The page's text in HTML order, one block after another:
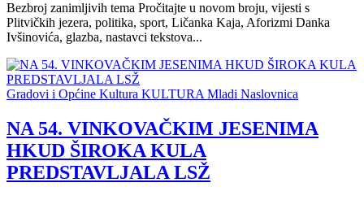
Bezbroj zanimljivih tema Pročitajte u novom broju, vijesti s
Plitvičkih jezera, politika, sport, Ličanka Kaja, Aforizmi Danka
Ivšinovića, glazba, nastavci tekstova...
Gradovi i Općine Kultura KULTURA Mladi Naslovnica
NA 54. VINKOVAČKIM JESENIMA
HKUD ŠIROKA KULA
PREDSTAVLJALA LSŽ